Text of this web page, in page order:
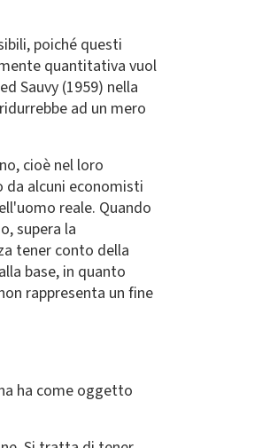
poiché questi
quantitativa vuol
Sauvy (1959) nella
ad un mero
cioè nel loro
alcuni economisti
reale. Quando
supera la
tener conto della
base, in quanto
rappresenta un fine
ha come oggetto